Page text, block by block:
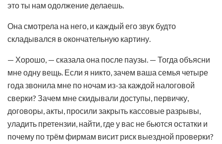
это ты нам одолжение делаешь.
Она смотрела на него, и каждый его звук будто
складывался в окончательную картину.
— Хорошо, — сказала она после паузы. — Тогда объясни
мне одну вещь. Если я никто, зачем ваша семья четыре
года звонила мне по ночам из-за каждой налоговой
сверки? Зачем мне скидывали доступы, первичку,
договоры, акты, просили закрыть кассовые разрывы,
уладить претензии, найти, где у вас не бьются остатки и
почему по трём фирмам висит риск выездной проверки?